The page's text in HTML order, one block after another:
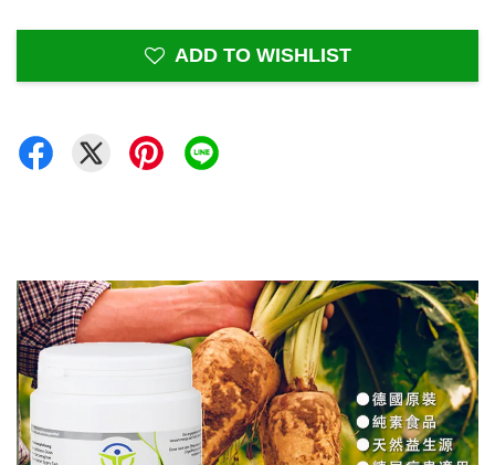
ADD TO WISHLIST